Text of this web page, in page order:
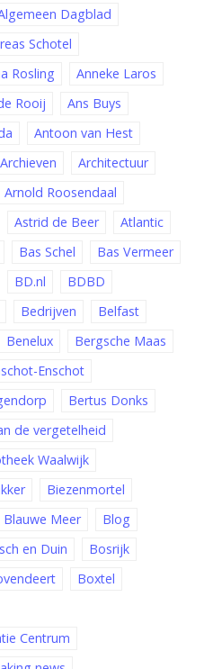
Dagblad
Schotel
Rosling
Anneke Laros
Rooij
Ans Buys
Antoon van Hest
Archieven
Architectuur
Arnold Roosendaal
Astrid de Beer
Atlantic
Bas Schel
Bas Vermeer
BD.nl
BDBD
Bedrijven
Belfast
Benelux
Bergsche Maas
Enschot
Bertus Donks
de vergetelheid
Waalwijk
Biezenmortel
Blauwe Meer
Blog
en Duin
Bosrijk
Boxtel
Centrum